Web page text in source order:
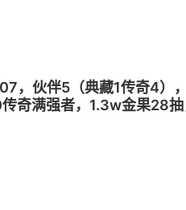
伙伴5（典藏1传奇4）
奇满强者，1.3w金果28
号安全，换绑冷却中，